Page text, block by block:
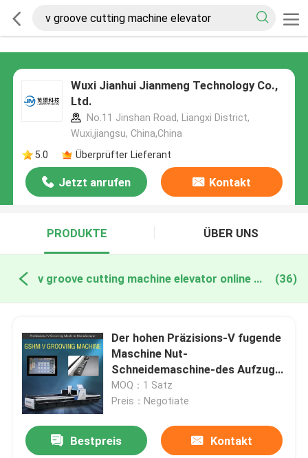
Wuxi Jianhui Jianmeng Technology Co.,
Ltd.
No.11 Jinshan Road, Liangxi District,
Wuxi,jiangsu, China,China
5.0
Überprüfter Lieferant
Jetzt anrufen Kontakt
PRODUKTE ÜBER UNS
v groove cutting machine elevator online manufacture (36)
Der hohen Präzisions-V fugende
Maschine Nut-
Schneidemaschine-des Aufzugs-
V für Blech
MOQ：1 Satz
Preis：Negotiate
Bestpreis Kontakt